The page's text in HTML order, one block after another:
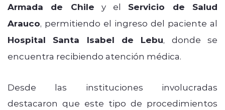
Armada de Chile y el Servicio de Salud
Arauco, permitiendo el ingreso del paciente al
Hospital Santa Isabel de Lebu, donde se
encuentra recibiendo atención médica.
Desde las instituciones involucradas
destacaron que este tipo de procedimientos